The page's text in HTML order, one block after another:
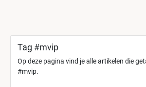
Tag #mvip
Op deze pagina vind je alle artikelen die
#mvip.